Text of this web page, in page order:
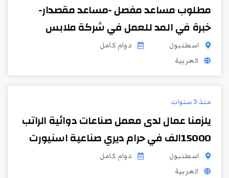
مطلوب مساعد مفصل -مساعد مقصدار-
خبرة في المد للعمل في شركة ملابس
اسطنبول
دوام كامل
العربية
منذ 3 سنوات
يلزمنا عمال لدى معمل صناعات دوائية الراتب
15000الف في حرام ديري صناعية اسنيورت
اسطنبول
دوام كامل
العربية